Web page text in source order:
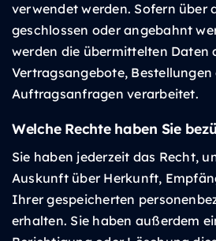
verwendet werden. Sofern über
geschlossen oder angebahnt
werden die übermittelten Daten
Vertragsangebote,
Auftragsanfragen verarbeitet.
Welche Rechte haben Sie
Sie haben jederzeit das Recht,
Auskunft über Herkunft,
Ihrer gespeicherten
erhalten. Sie haben außerdem